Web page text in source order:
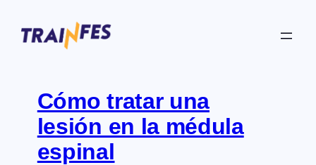
content
Cómo tratar una
lesión en la médula
espinal